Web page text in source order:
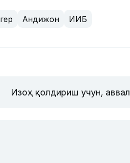
Андижон ИИБ
Изоҳ қолдириш учун, аввал